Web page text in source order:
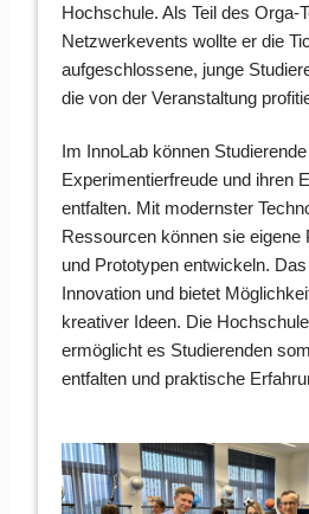
Hochschule. Als Teil des Orga-
Netzwerkevents wollte er die
aufgeschlossene, junge
die von der Veranstaltung
Im InnoLab können
Experimentierfreude und ihren
entfalten. Mit modernster
Ressourcen können sie eigene
und Prototypen entwickeln.
Innovation und bietet
kreativer Ideen. Die
ermöglicht es Studierenden
entfalten und praktische